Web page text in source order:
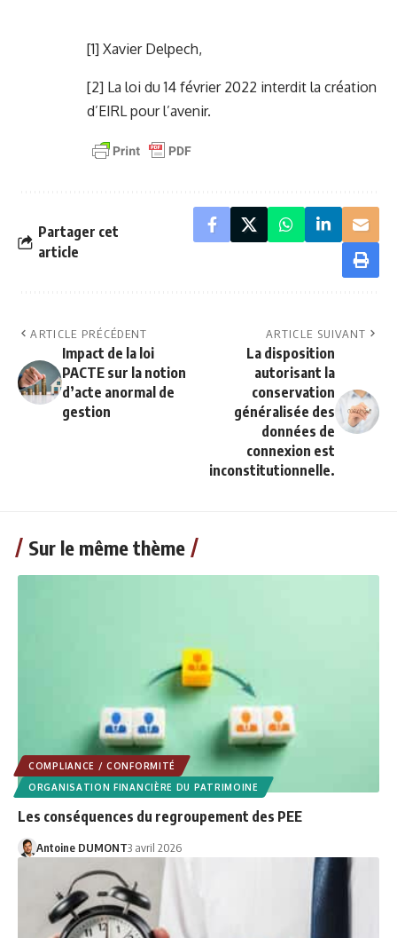
[1] Xavier Delpech,
[2] La loi du 14 février 2022 interdit la création
d’EIRL pour l’avenir.
Partager cet
article
ARTICLE PRÉCÉDENT
Impact de la loi
PACTE sur la notion
d’acte anormal de
gestion
ARTICLE SUIVANT
La disposition
autorisant la
conservation
généralisée des
données de
connexion est
inconstitutionnelle.
Sur le même thème
COMPLIANCE / CONFORMITÉ
ORGANISATION FINANCIÈRE DU PATRIMOINE
Les conséquences du regroupement des PEE
Antoine DUMONT3 avril 2026